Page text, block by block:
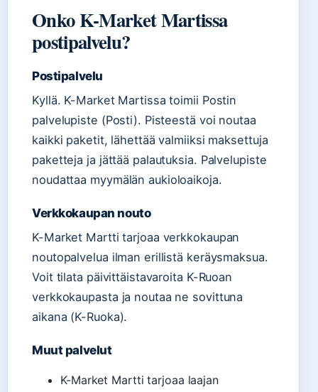
Onko K-Market Martissa
postipalvelu?
Postipalvelu
Kyllä. K-Market Martissa toimii Postin
palvelupiste (Posti). Pisteestä voi noutaa
kaikki paketit, lähettää valmiiksi maksettuja
paketteja ja jättää palautuksia. Palvelupiste
noudattaa myymälän aukioloaikoja.
Verkkokaupan nouto
K-Market Martti tarjoaa verkkokaupan
noutopalvelua ilman erillistä keräysmaksua.
Voit tilata päivittäistavaroita K-Ruoan
verkkokaupasta ja noutaa ne sovittuna
aikana (K-Ruoka).
Muut palvelut
K-Market Martti tarjoaa laajan